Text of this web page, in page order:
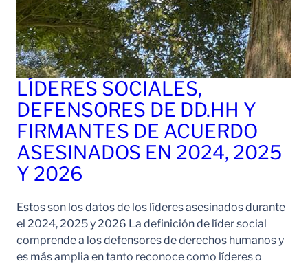
LÍDERES SOCIALES,
DEFENSORES DE DD.HH Y
FIRMANTES DE ACUERDO
ASESINADOS EN 2024, 2025
Y 2026
Estos son los datos de los líderes asesinados durante
el 2024, 2025 y 2026 La definición de líder social
comprende a los defensores de derechos humanos y
es más amplia en tanto reconoce como líderes o